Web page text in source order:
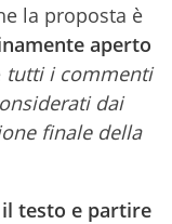
la proposta è
aperto
tutti i commenti
dai
finale della
testo e partire